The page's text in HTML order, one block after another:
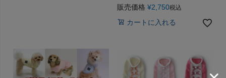
販売価格 ¥2,750税込
カートに入れる